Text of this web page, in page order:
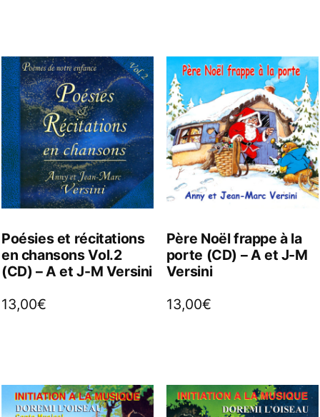
Poésies et récitations
en chansons Vol.2
(CD) – A et J-M Versini
13,00€
Père Noël frappe à la
porte (CD) – A et J-M
Versini
13,00€